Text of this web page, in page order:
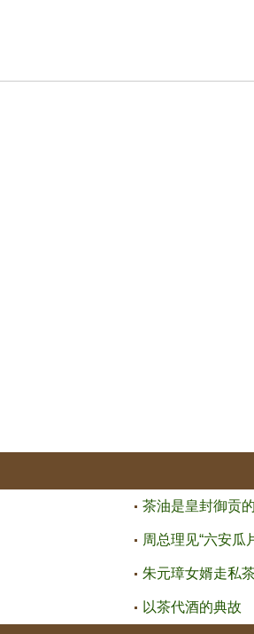
茶油是皇封御贡
周总理见“六安瓜
朱元璋女婿走私
以茶代酒的典故